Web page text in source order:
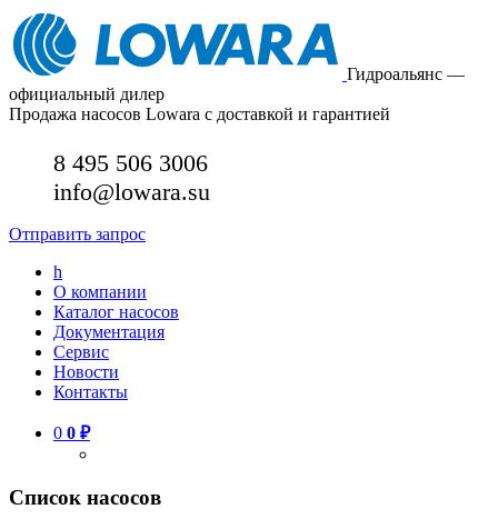
Гидроальянс —
официальный дилер
Продажа насосов Lowara с доставкой и гарантией
8 495 506 3006
info@lowara.su
Отправить запрос
h
О компании
Каталог насосов
Документация
Сервис
Новости
Контакты
0 0 ₽
Список насосов